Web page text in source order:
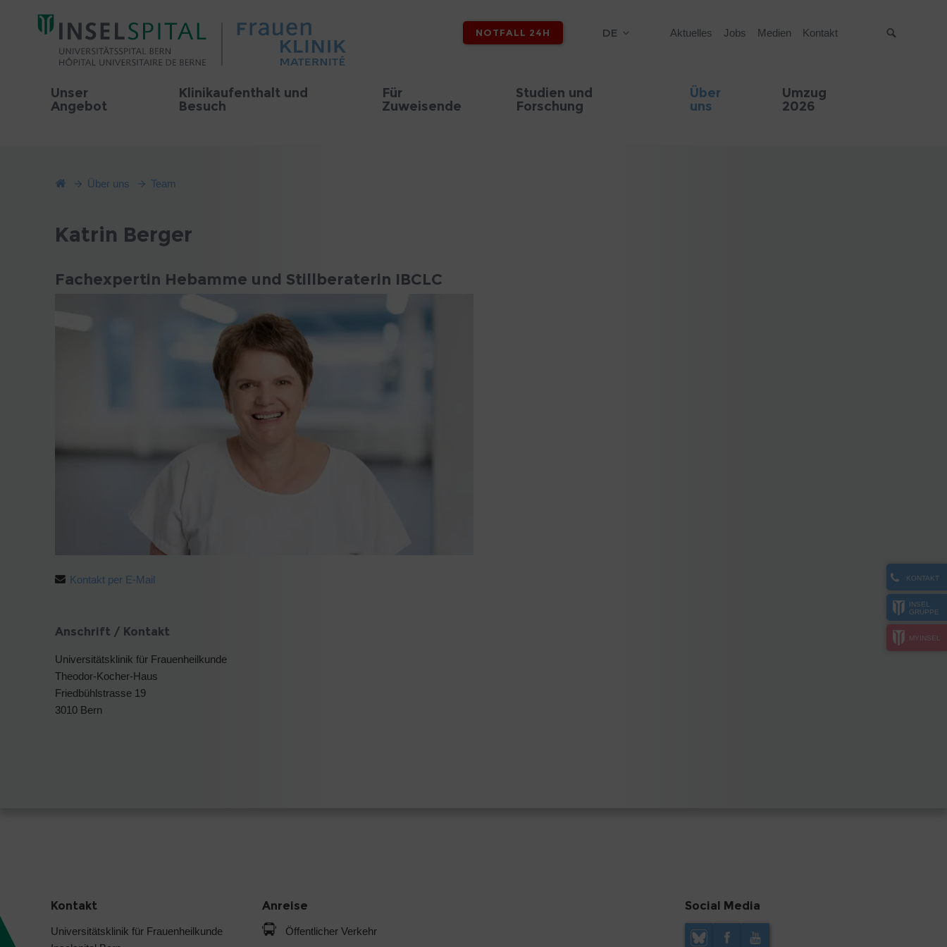
NOTFALL 24H DE Aktuelles Jobs Medien Kontakt
Unser
Angebot
Klinikaufenthalt und
Besuch
Für
Zuweisende
Studien und
Forschung
Über
uns
Umzug
2026
KONTAKT
INSEL
GRUPPE
MYINSEL
Über uns Team
Katrin Berger
Fachexpertin Hebamme und Stillberaterin IBCLC
Kontakt per E-Mail
Anschrift / Kontakt
Universitätsklinik für Frauenheilkunde
Theodor-Kocher-Haus
Friedbühlstrasse 19
3010 Bern
Kontakt
Universitätsklinik für Frauenheilkunde
Anreise
Öffentlicher Verkehr
Social Media